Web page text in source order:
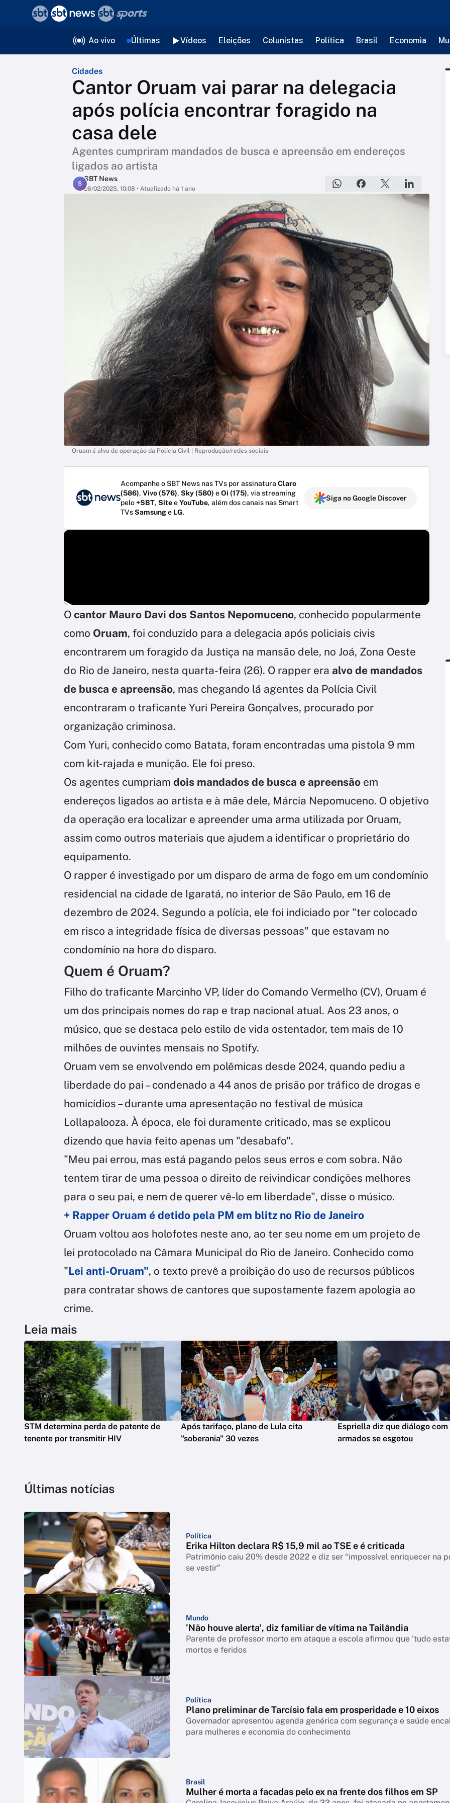
Ao vivo Últimas Vídeos Eleições Colunistas Política Brasil Economia
Cidades
Cantor Oruam vai parar na delegacia
após polícia encontrar foragido na
casa dele
Agentes cumpriram mandados de busca e apreensão em endereços
ligados ao artista
S
SBT News
26/02/2025, 10:08 • Atualizado há 1 ano
Oruam é alvo de operação da Polícia Civil | Reprodução/redes sociais
Acompanhe o SBT News nas TVs por assinatura Claro
(586), Vivo (576), Sky (580) eOi (175), via streaming
pelo+SBT, SiteeYouTube, além dos canais nas Smart
TVsSamsunge LG.
Siga no Google Discover
O cantor Mauro Davi dos Santos Nepomuceno, conhecido popularmente
como Oruam, foi conduzido para a delegacia após policiais civis
encontrarem um foragido da Justiça na mansão dele, no Joá, Zona Oeste
do Rio de Janeiro, nesta quarta-feira (26). O rapper era alvo de mandados
de busca e apreensão, mas chegando lá agentes da Polícia Civil
encontraram o traficante Yuri Pereira Gonçalves, procurado por
organização criminosa.
Com Yuri, conhecido como Batata, foram encontradas uma pistola 9 mm
com kit-rajada e munição. Ele foi preso.
Os agentes cumpriam dois mandados de busca e apreensão em
endereços ligados ao artista e à mãe dele, Márcia Nepomuceno. O objetivo
da operação era localizar e apreender uma arma utilizada por Oruam,
assim como outros materiais que ajudem a identificar o proprietário do
equipamento.
O rapper é investigado por um disparo de arma de fogo em um condomínio
residencial na cidade de Igaratá, no interior de São Paulo, em 16 de
dezembro de 2024. Segundo a polícia, ele foi indiciado por "ter colocado
em risco a integridade física de diversas pessoas" que estavam no
condomínio na hora do disparo.
Quem é Oruam?
Filho do traficante Marcinho VP, líder do Comando Vermelho (CV), Oruam é
um dos principais nomes do rap e trap nacional atual. Aos 23 anos, o
músico, que se destaca pelo estilo de vida ostentador, tem mais de 10
milhões de ouvintes mensais no Spotify.
Oruam vem se envolvendo em polêmicas desde 2024, quando pediu a
liberdade do pai – condenado a 44 anos de prisão por tráfico de drogas e
homicídios – durante uma apresentação no festival de música
Lollapalooza. À época, ele foi duramente criticado, mas se explicou
dizendo que havia feito apenas um "desabafo".
"Meu pai errou, mas está pagando pelos seus erros e com sobra. Não
tentem tirar de uma pessoa o direito de reivindicar condições melhores
para o seu pai, e nem de querer vê-lo em liberdade", disse o músico.
+ Rapper Oruam é detido pela PM em blitz no Rio de Janeiro
Oruam voltou aos holofotes neste ano, ao ter seu nome em um projeto de
lei protocolado na Câmara Municipal do Rio de Janeiro. Conhecido como
"Lei anti-Oruam", o texto prevê a proibição do uso de recursos públicos
para contratar shows de cantores que supostamente fazem apologia ao
crime.
Leia mais
STM determina perda de patente de
tenente por transmitir HIV
Após tarifaço, plano de Lula cita
"soberania" 30 vezes
Espriella diz que diálogo
armados se esgotou
Últimas notícias
Política
Erika Hilton declara R$ 15,9 mil ao TSE e é criticada
Patrimônio caiu 20% desde 2022 e diz ser “impossível enriquecer na
se vestir”
Mundo
'Não houve alerta', diz familiar de vítima na Tailândia
Parente de professor morto em ataque a escola afirmou que 'tudo
mortos e feridos
Política
Plano preliminar de Tarcísio fala em prosperidade e 10 eixos
Governador apresentou agenda genérica com segurança e saúde
para mulheres e economia do conhecimento
Brasil
Mulher é morta a facadas pelo ex na frente dos filhos em SP
voltar
Editorias